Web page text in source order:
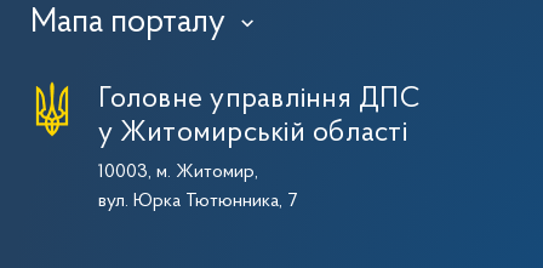
Мапа порталу ›
Головне управління ДПС
у Житомирській області
10003, м. Житомир,
вул. Юрка Тютюнника, 7